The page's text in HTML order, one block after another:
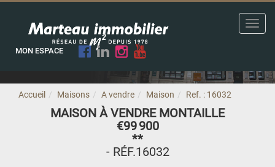
MON ESPACE
Accueil Maisons A vendre Maison Ref. : 16032
MAISON À VENDRE MONTAILLE
€99 900
**
- RÉF.16032